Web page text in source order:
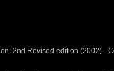
2nd Revised edition (2002) -